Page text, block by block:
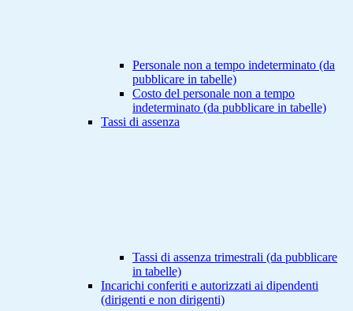
Personale non a tempo indeterminato (da
pubblicare in tabelle)
Costo del personale non a tempo
indeterminato (da pubblicare in tabelle)
Tassi di assenza
Tassi di assenza trimestrali (da pubblicare
in tabelle)
Incarichi conferiti e autorizzati ai dipendenti
(dirigenti e non dirigenti)